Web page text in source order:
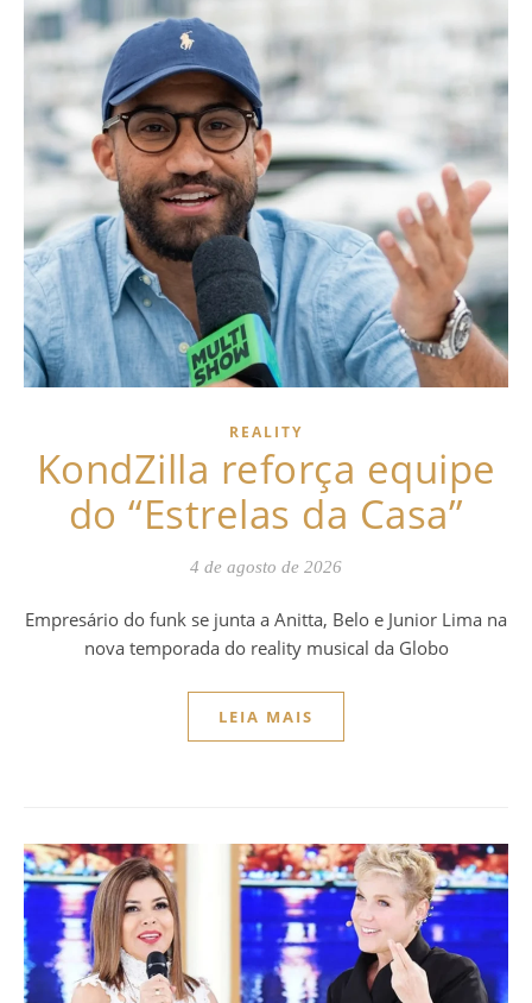
REALITY
KondZilla reforça equipe
do “Estrelas da Casa”
4 de agosto de 2026
Empresário do funk se junta a Anitta, Belo e Junior Lima na
nova temporada do reality musical da Globo
LEIA MAIS